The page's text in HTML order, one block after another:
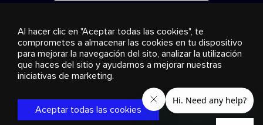
Publicidad Transmisión y distribución
Productos de
consumo
Soluciones empresariales Radio
Sobre
nosotros
© 2018-2025 Stingray Group Inc. Todos los derechos
reservados. STINGRAY®, STINGRAY® MUSIC y otras marcas y
logos son marcas comerciales de Stingray Group en Canadá,
Al hacer clic en "Aceptar todas las cookies", te
comprometes a almacenar las cookies en tu dispositivo
para mejorar la navegación del sito, analizar la utilización
que haces del sitio y ayudarnos a mejorar nuestras
iniciativas de marketing.
Aceptar todas las cookies